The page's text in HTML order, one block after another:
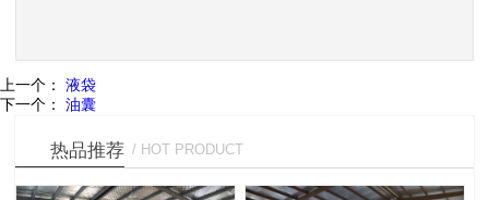
上一个： 液袋
下一个： 油囊
热品推荐 / HOT PRODUCT